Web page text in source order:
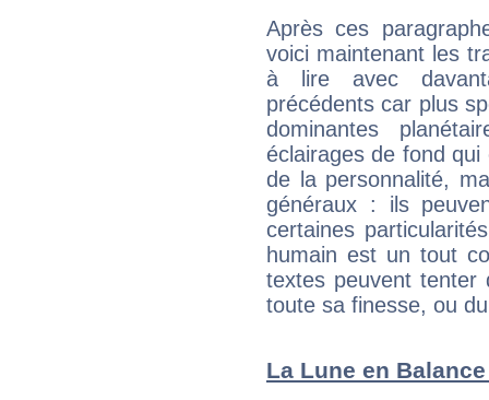
Après ces
voici maintenant les
à lire avec
précédents car plus
dominantes
éclairages de fond
de la personnalité,
généraux : ils
certaines
humain est un tout
textes peuvent tenter
toute sa finesse, ou
La Lune en